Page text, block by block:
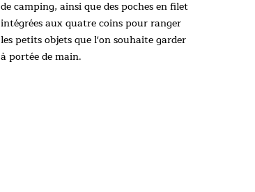
de camping, ainsi que des poches en filet
intégrées aux quatre coins pour ranger
les petits objets que l'on souhaite garder
à portée de main.